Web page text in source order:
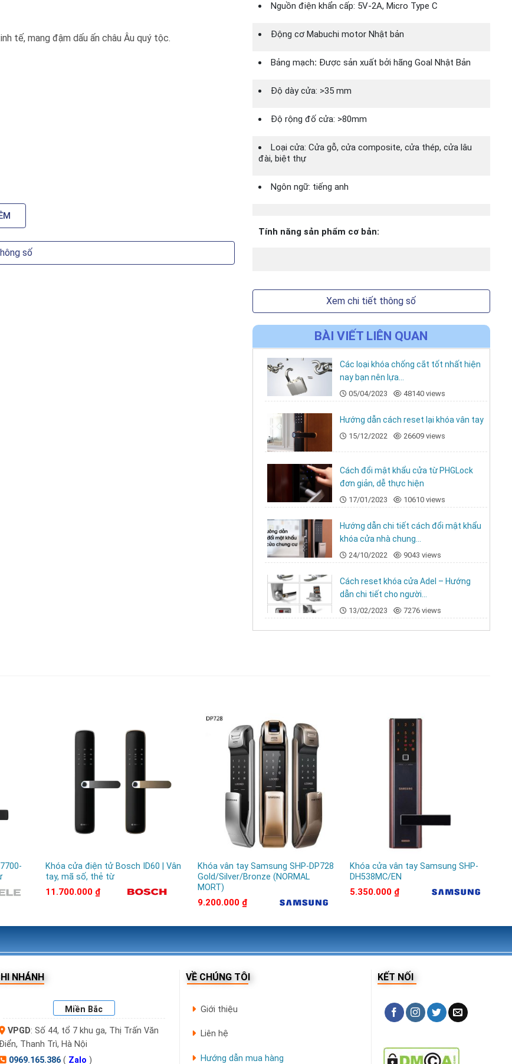
tế, mang đậm dấu ấn châu Âu quý tộc.
thanh.
nội thất
số
Nguồn điện khẩn cấp: 5V-2A, Micro Type C
Động cơ Mabuchi motor Nhật bản
Bảng mạch: Được sản xuất bởi hãng Goal Nhật Bản
Độ dày cửa: >35 mm
Độ rộng đố cửa: >80mm
Loại cửa: Cửa gỗ, cửa composite, cửa thép, cửa lâu
đài, biệt thự
Ngôn ngữ: tiếng anh
Tính năng sản phẩm cơ bản:
Xem chi tiết thông số
BÀI VIẾT LIÊN QUAN
Các loại khóa chống cắt tốt nhất hiện
nay bạn nên lựa...
05/04/2023 48140 views
Hướng dẫn cách reset lại khóa vân tay
15/12/2022 26609 views
Cách đổi mật khẩu cửa từ PHGLock
đơn giản, dễ thực hiện
17/01/2023 10610 views
Hướng dẫn chi tiết cách đổi mật khẩu
khóa cửa nhà chung...
24/10/2022 9043 views
Cách reset khóa cửa Adel – Hướng
dẫn chi tiết cho người...
13/02/2023 7276 views
Khóa cửa điện tử Bosch ID60 | Vân
tay, mã số, thẻ từ
11.700.000 ₫
Khóa vân tay Samsung SHP-DP728
Gold/Silver/Bronze (NORMAL
MORT)
9.200.000 ₫
Khóa cửa vân tay Samsung SHP-
DH538MC/EN
5.350.000 ₫
NHÁNH
Miền Bắc
VPGD: Số 44, tổ 7 khu ga, Thị Trấn Văn
Điển, Thanh Trì, Hà Nội
0969.165.386 ( Zalo )
VỀ CHÚNG TÔI
Giới thiệu
Liên hệ
Hướng dẫn mua hàng
KẾT NỐI